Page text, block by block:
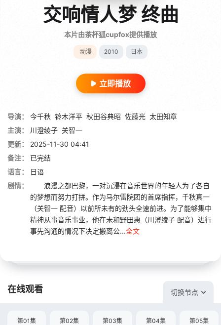
交响情人梦 终曲
本片由茶杯狐cupfox提供播放
动漫 2010 日本
立即播放
导演： 今千秋 铃木洋平 秋田谷典昭 佐藤光 太田知章
主演：
川澄绫子 关智一
更新：
2025-11-30 04:41
备注：
已完结
语言：
日语
剧情：
浪漫之都巴黎，一对沉浸在音乐世界的年轻人为了各自
的梦想而努力打拼。作为马尔雷院团的首席指挥，千秋真一
（关智一 配音）以前所未有的劲头全速前进。为了能够集中
精神从事音乐事业，他在未和野田惠（川澄绫子 配音）进行
事先沟通的情况下决定搬离公...全文
在线观看 切换节点
第01集 第02集 第03集 第04集 第05集